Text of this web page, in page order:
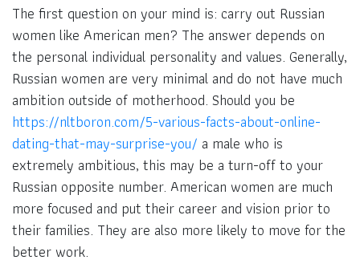
The first question on your mind is: carry out Russian
women like American men? The answer depends on
the personal individual personality and values. Generally,
Russian women are very minimal and do not have much
ambition outside of motherhood. Should you be
https://nltboron.com/5-various-facts-about-online-
dating-that-may-surprise-you/ a male who is
extremely ambitious, this may be a turn-off to your
Russian opposite number. American women are much
more focused and put their career and vision prior to
their families. They are also more likely to move for the
better work.